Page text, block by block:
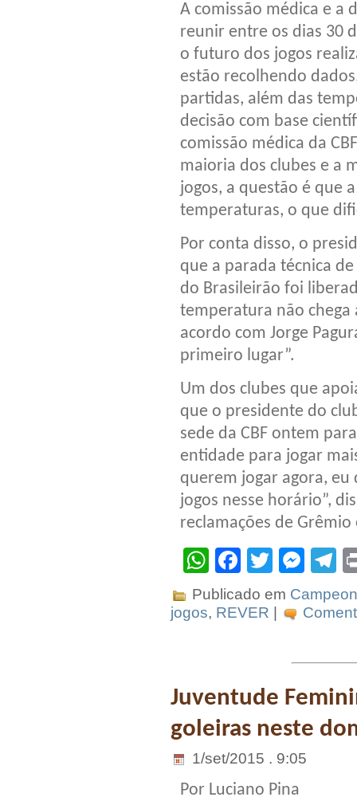
A comissão médica e a
reunir entre os dias 30
o futuro dos jogos
estão recolhendo
partidas, além das
decisão com base
comissão médica da
maioria dos clubes e a
jogos, a questão é que
temperaturas, o que
Por conta disso, o
que a parada técnica
do Brasileirão foi
temperatura não chega
acordo com Jorge
primeiro lugar”.
Um dos clubes que
que o presidente do
sede da CBF ontem
entidade para jogar
querem jogar agora, eu
jogos nesse horário”,
reclamações de
WhatsApp
Facebook
Twitter
Publicado em
jogos, REVER
Juventude
goleiras neste
1/set/2015 . 9:05
Por Luciano Pina